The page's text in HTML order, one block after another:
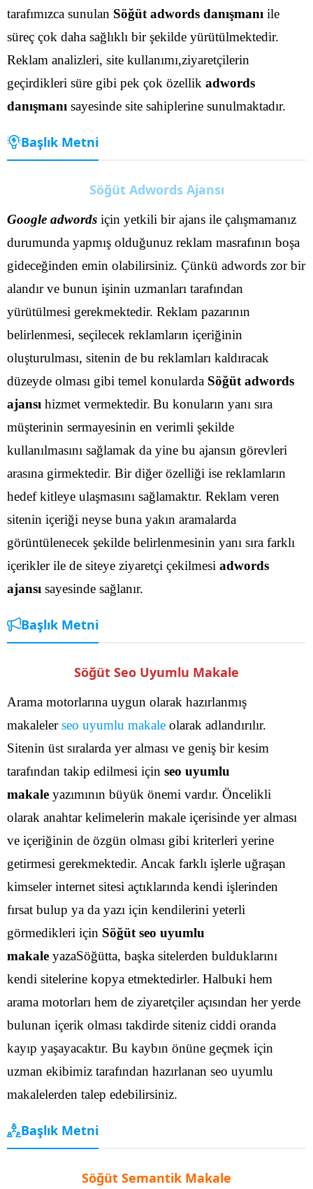
tarafımızca sunulan Söğüt adwords danışmanı ile
süreç çok daha sağlıklı bir şekilde yürütülmektedir.
Reklam analizleri, site kullanımı,ziyaretçilerin
geçirdikleri süre gibi pek çok özellik adwords
danışmanı sayesinde site sahiplerine sunulmaktadır.
Başlık Metni
Söğüt Adwords Ajansı
Google adwords için yetkili bir ajans ile çalışmamanız
durumunda yapmış olduğunuz reklam masrafının boşa
gideceğinden emin olabilirsiniz. Çünkü adwords zor bir
alandır ve bunun işinin uzmanları tarafından
yürütülmesi gerekmektedir. Reklam pazarının
belirlenmesi, seçilecek reklamların içeriğinin
oluşturulması, sitenin de bu reklamları kaldıracak
düzeyde olması gibi temel konularda Söğüt adwords
ajansı hizmet vermektedir. Bu konuların yanı sıra
müşterinin sermayesinin en verimli şekilde
kullanılmasını sağlamak da yine bu ajansın görevleri
arasına girmektedir. Bir diğer özelliği ise reklamların
hedef kitleye ulaşmasını sağlamaktır. Reklam veren
sitenin içeriği neyse buna yakın aramalarda
görüntülenecek şekilde belirlenmesinin yanı sıra farklı
içerikler ile de siteye ziyaretçi çekilmesi adwords
ajansı sayesinde sağlanır.
Başlık Metni
Söğüt Seo Uyumlu Makale
Arama motorlarına uygun olarak hazırlanmış
makalelerseo uyumlu makale olarak adlandırılır.
Sitenin üst sıralarda yer alması ve geniş bir kesim
tarafından takip edilmesi için seo uyumlu
makale yazımının büyük önemi vardır. Öncelikli
olarak anahtar kelimelerin makale içerisinde yer alması
ve içeriğinin de özgün olması gibi kriterleri yerine
getirmesi gerekmektedir. Ancak farklı işlerle uğraşan
kimseler internet sitesi açtıklarında kendi işlerinden
fırsat bulup ya da yazı için kendilerini yeterli
görmedikleri için Söğüt seo uyumlu
makale yazaSöğütta, başka sitelerden bulduklarını
kendi sitelerine kopya etmektedirler. Halbuki hem
arama motorları hem de ziyaretçiler açısından her yerde
bulunan içerik olması takdirde siteniz ciddi oranda
kayıp yaşayacaktır. Bu kaybın önüne geçmek için
uzman ekibimiz tarafından hazırlanan seo uyumlu
makalelerden talep edebilirsiniz.
Başlık Metni
Söğüt Semantik Makale